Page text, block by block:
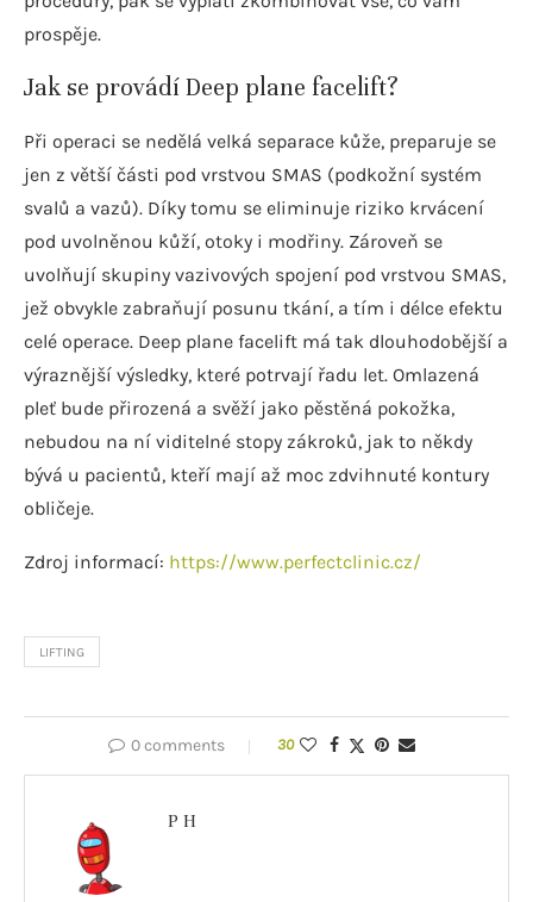
prospěje.
Jak se provádí Deep plane facelift?
Při operaci se nedělá velká separace kůže, preparuje se
jen z větší části pod vrstvou SMAS (podkožní systém
svalů a vazů). Díky tomu se eliminuje riziko krvácení
pod uvolněnou kůží, otoky i modřiny. Zároveň se
uvolňují skupiny vazivových spojení pod vrstvou SMAS,
jež obvykle zabraňují posunu tkání, a tím i délce efektu
celé operace. Deep plane facelift má tak dlouhodobější a
výraznější výsledky, které potrvají řadu let. Omlazená
pleť bude přirozená a svěží jako pěstěná pokožka,
nebudou na ní viditelné stopy zákroků, jak to někdy
bývá u pacientů, kteří mají až moc zdvihnuté kontury
obličeje.
Zdroj informací: https://www.perfectclinic.cz/
LIFTING
0 comments 30
P H